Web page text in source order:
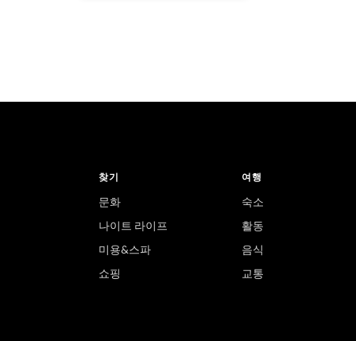
찾기
문화
나이트 라이프
미용&스파
쇼핑
여행
숙소
활동
음식
교통